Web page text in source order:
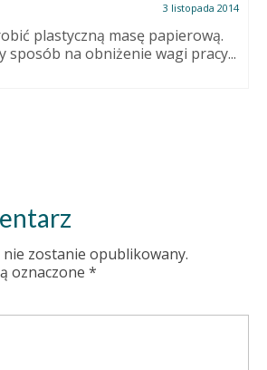
3 listopada 2014
plastyczną masę papierową.
sposób na obniżenie wagi pracy...
zostanie opublikowany.
oznaczone *